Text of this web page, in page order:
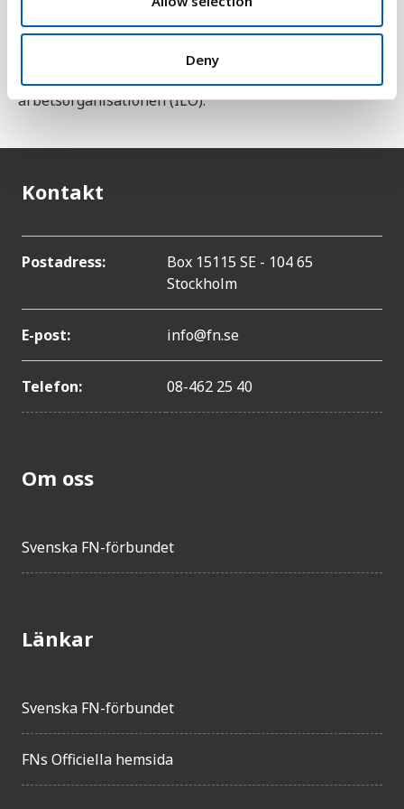
Deny
att få större möjligheter att ta den i
inkomstbringande arbete, något som förbättrar
villkoret på alla områden i samhället. Statistiken
samlas in och publiceras av Internationella
arbetsorganisationen (ILO).
Kontakt
Postadress:
Box 15115 SE - 104 65
Stockholm
E-post: info@fn.se
Telefon: 08-462 25 40
Om oss
Svenska FN-förbundet
Länkar
Svenska FN-förbundet
FNs Officiella hemsida